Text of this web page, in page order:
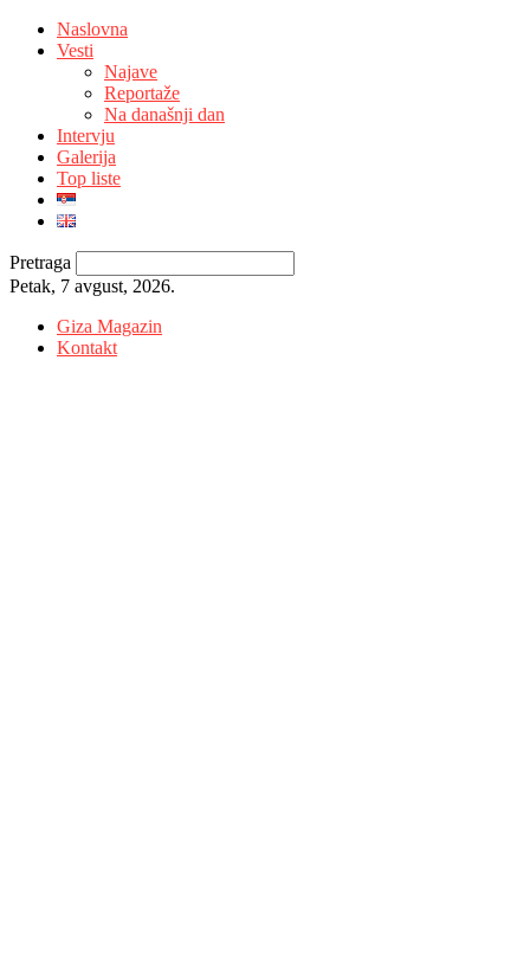
Naslovna
Vesti
Najave
Reportaže
Na današnji dan
Intervju
Galerija
Top liste
Pretraga
Petak, 7 avgust, 2026.
Giza Magazin
Kontakt